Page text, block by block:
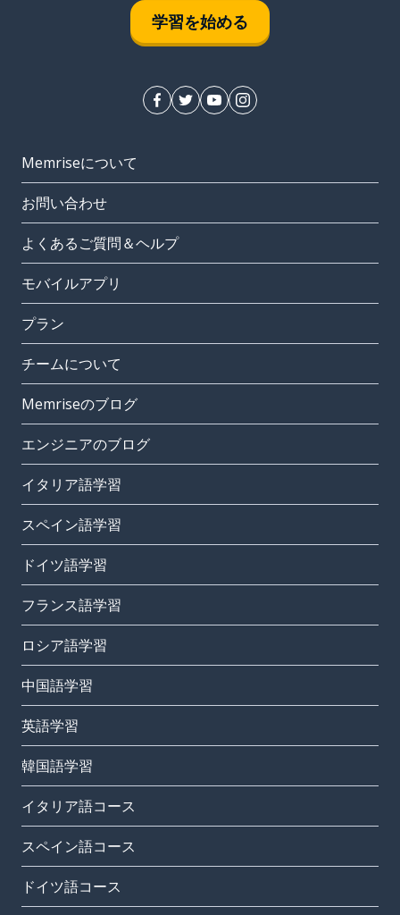
学習を始める
Memriseについて
お問い合わせ
よくあるご質問＆ヘルプ
モバイルアプリ
プラン
チームについて
Memriseのブログ
エンジニアのブログ
イタリア語学習
スペイン語学習
ドイツ語学習
フランス語学習
ロシア語学習
中国語学習
英語学習
韓国語学習
イタリア語コース
スペイン語コース
ドイツ語コース